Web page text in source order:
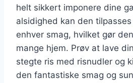
helt sikkert imponere dine
alsidighed kan den
enhver smag, hvilket gør
mange hjem. Prøv at lave
stegte ris med risnudler og
den fantastiske smag og